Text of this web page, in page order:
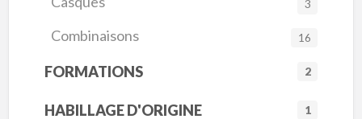
3
Combinaisons 16
FORMATIONS 2
HABILLAGE D'ORIGINE 1